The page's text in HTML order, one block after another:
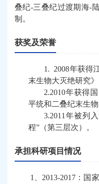
叠纪-三叠纪过渡期海-
制。
获奖及荣誉
1. 2008年获得
末生物大灭绝研究
2.2010年获得
平统和二叠纪末生
3.2011 年被列
程” （第三层次）。
承担科研项目情况
1 2013-2017 ：国